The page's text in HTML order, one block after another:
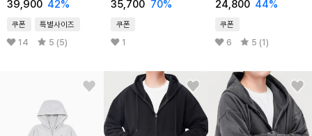
39,900 42%
쿠폰 특별사이즈
14 5 (5)
35,700 70%
쿠폰
1
24,800 44%
쿠폰
6 5 (1)